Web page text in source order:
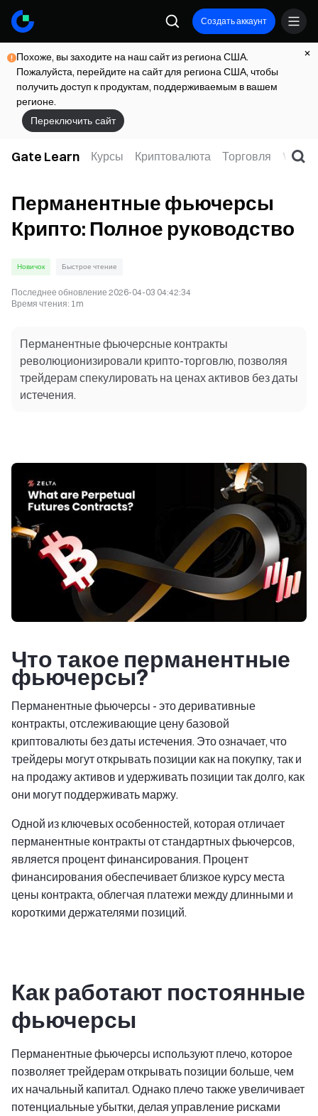
Создать аккаунт
Похоже, вы заходите на наш сайт из региона США.
Пожалуйста, перейдите на сайт для региона США, чтобы
получить доступ к продуктам, поддерживаемым в вашем
регионе.
Переключить сайт
Gate Learn Курсы Криптовалюта Торговля Web3
Перманентные фьючерсы
Крипто: Полное руководство
Новичок Быстрое чтение
Последнее обновление 2026-04-03 04:42:34
Время чтения: 1m
Перманентные фьючерсные контракты
революционизировали крипто-торговлю, позволяя
трейдерам спекулировать на ценах активов без даты
истечения.
Что такое перманентные
фьючерсы?
Перманентные фьючерсы - это деривативные
контракты, отслеживающие цену базовой
криптовалюты без даты истечения. Это означает, что
трейдеры могут открывать позиции как на покупку, так и
на продажу активов и удерживать позиции так долго, как
они могут поддерживать маржу.
Одной из ключевых особенностей, которая отличает
перманентные контракты от стандартных фьючерсов,
является процент финансирования. Процент
финансирования обеспечивает близкое курсу места
цены контракта, облегчая платежи между длинными и
короткими держателями позиций.
Как работают постоянные
фьючерсы
Перманентные фьючерсы используют плечо, которое
позволяет трейдерам открывать позиции больше, чем
их начальный капитал. Однако плечо также увеличивает
потенциальные убытки, делая управление рисками